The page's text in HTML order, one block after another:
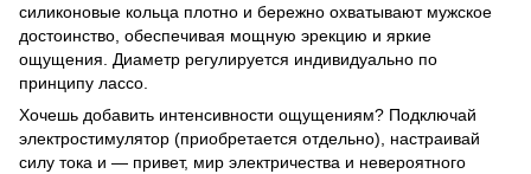
силиконовые кольца плотно и бережно охватывают мужское
достоинство, обеспечивая мощную эрекцию и яркие
ощущения. Диаметр регулируется индивидуально по
принципу лассо.
Хочешь добавить интенсивности ощущениям? Подключай
электростимулятор (приобретается отдельно), настраивай
силу тока и — привет, мир электричества и невероятного